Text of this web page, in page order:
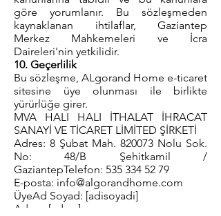
göre yorumlanır. Bu sözleşmeden
kaynaklanan ihtilaflar, Gaziantep
Merkez Mahkemeleri ve İcra
Daireleri'nin yetkilidir.
10. Geçerlilik
Bu sözleşme, ALgorand Home e-ticaret
sitesine üye olunması ile birlikte
yürürlüğe girer.
MVA HALI HALI İTHALAT İHRACAT
SANAYİ VE TİCARET LİMİTED ŞİRKETİ
Adres: 8 Şubat Mah. 820073 Nolu Sok.
No: 48/B Şehitkamil /
GaziantepTelefon: 535 334 52 79
E-posta: info@algorandhome.com
ÜyeAd Soyad: [adisoyadi]
Adres: [adres]